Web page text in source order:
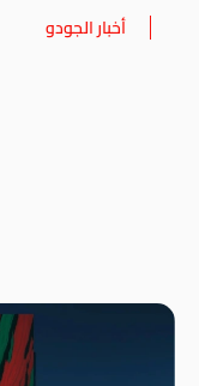
أخبار الجودو